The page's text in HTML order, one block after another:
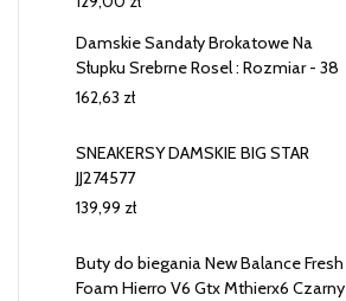
Damskie Sandały Brokatowe Na
Słupku Srebrne Rosel : Rozmiar - 38
162,63 zł
SNEAKERSY DAMSKIE BIG STAR
JJ274577
139,99 zł
Buty do biegania New Balance Fresh
Foam Hierro V6 Gtx Mthierx6 Czarny